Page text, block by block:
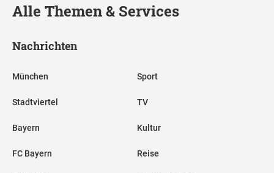
Alle Themen & Services
Nachrichten
München
Stadtviertel
Bayern
FC Bayern
Sport
TV
Kultur
Reise